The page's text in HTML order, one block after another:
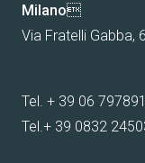
Milano
Via Fratelli Gabba, 6
Tel. + 39 06
Tel. + 39 0832